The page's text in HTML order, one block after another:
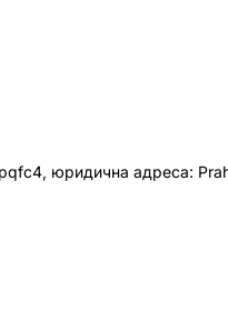
юридична адреса: